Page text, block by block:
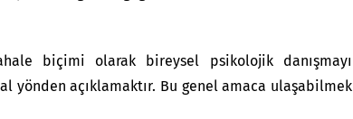
biçimi olarak bireysel psikolojik danışmayı
yönden açıklamaktır. Bu genel amaca ulaşabilmek